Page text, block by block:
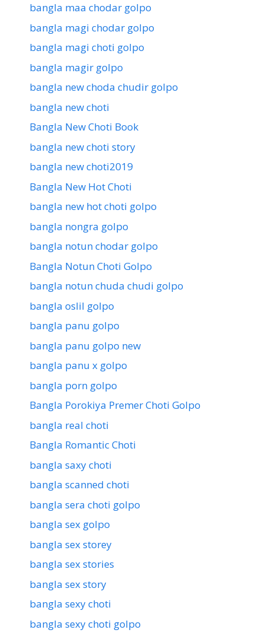
bangla maa chodar golpo
bangla magi chodar golpo
bangla magi choti golpo
bangla magir golpo
bangla new choda chudir golpo
bangla new choti
Bangla New Choti Book
bangla new choti story
bangla new choti2019
Bangla New Hot Choti
bangla new hot choti golpo
bangla nongra golpo
bangla notun chodar golpo
Bangla Notun Choti Golpo
bangla notun chuda chudi golpo
bangla oslil golpo
bangla panu golpo
bangla panu golpo new
bangla panu x golpo
bangla porn golpo
Bangla Porokiya Premer Choti Golpo
bangla real choti
Bangla Romantic Choti
bangla saxy choti
bangla scanned choti
bangla sera choti golpo
bangla sex golpo
bangla sex storey
bangla sex stories
bangla sex story
bangla sexy choti
bangla sexy choti golpo